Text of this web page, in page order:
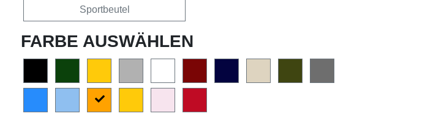
Sportbeutel
FARBE AUSWÄHLEN